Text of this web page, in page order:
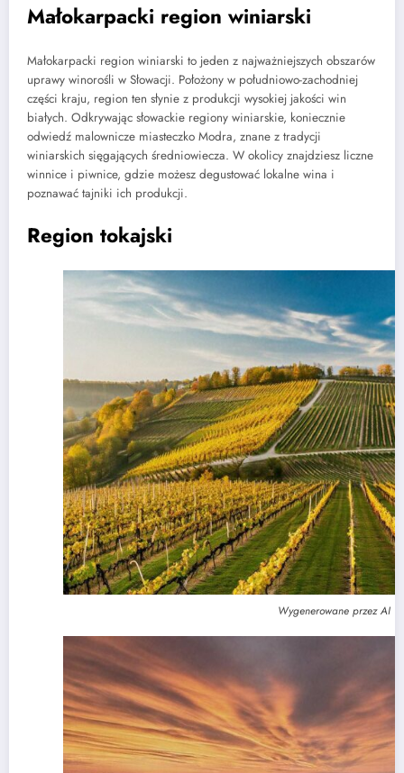
Małokarpacki region winiarski
Małokarpacki region winiarski to jeden z najważniejszych obszarów
uprawy winorośli w Słowacji. Położony w południowo-zachodniej
części kraju, region ten słynie z produkcji wysokiej jakości win
białych. Odkrywając słowackie regiony winiarskie, koniecznie
odwiedź malownicze miasteczko Modra, znane z tradycji
winiarskich sięgających średniowiecza. W okolicy znajdziesz liczne
winnice i piwnice, gdzie możesz degustować lokalne wina i
poznawać tajniki ich produkcji.
Region tokajski
Wygenerowane przez AI